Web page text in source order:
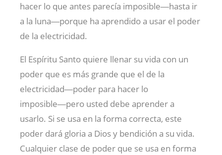
hacer lo que antes parecía imposible―hasta ir
a la luna―porque ha aprendido a usar el poder
de la electricidad.
El Espíritu Santo quiere llenar su vida con un
poder que es más grande que el de la
electricidad―poder para hacer lo
imposible―pero usted debe aprender a
usarlo. Si se usa en la forma correcta, este
poder dará gloria a Dios y bendición a su vida.
Cualquier clase de poder que se usa en forma